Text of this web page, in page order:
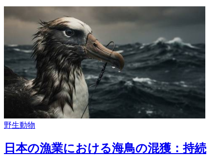
野生動物
日本の漁業における海鳥の混獲：持続